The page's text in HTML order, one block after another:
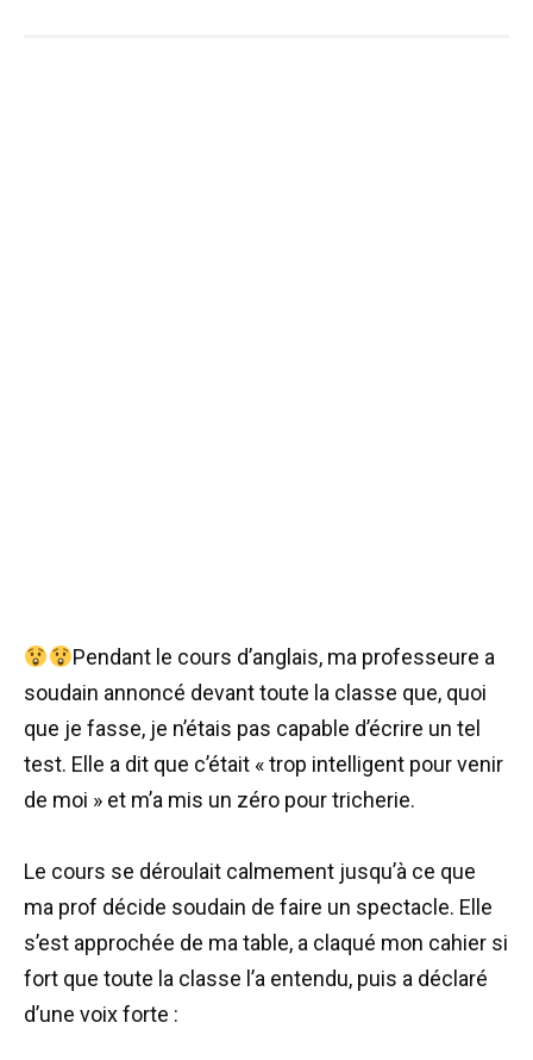
Pendant le cours d’anglais, ma professeure a
soudain annoncé devant toute la classe que, quoi
que je fasse, je n’étais pas capable d’écrire un tel
test. Elle a dit que c’était « trop intelligent pour venir
de moi » et m’a mis un zéro pour tricherie.
Le cours se déroulait calmement jusqu’à ce que
ma prof décide soudain de faire un spectacle. Elle
s’est approchée de ma table, a claqué mon cahier si
fort que toute la classe l’a entendu, puis a déclaré
d’une voix forte :